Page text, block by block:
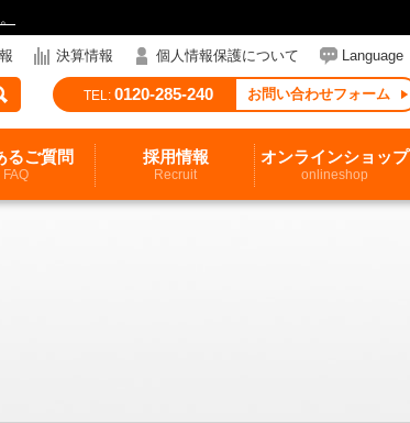
決算情報 個人情報保護について Language
TEL: 0120-285-240 お問い合わせフォーム
るご質問
FAQ
採用情報
Recruit
オンラインショップ
onlineshop